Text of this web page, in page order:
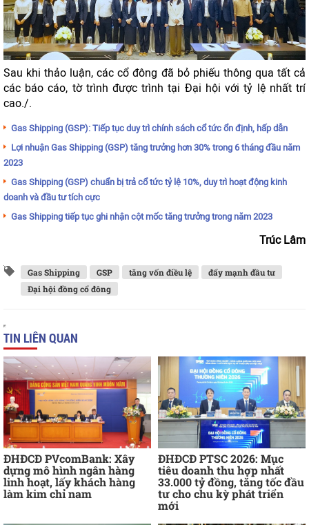
Sau khi thảo luận, các cổ đông đã bỏ phiếu thông qua tất cả
các báo cáo, tờ trình được trình tại Đại hội với tỷ lệ nhất trí
cao./.
Gas Shipping (GSP): Tiếp tục duy trì chính sách cổ tức ổn định, hấp dẫn
Lợi nhuận Gas Shipping (GSP) tăng trưởng hơn 30% trong 6 tháng đầu năm
2023
Gas Shipping (GSP) chuẩn bị trả cổ tức tỷ lệ 10%, duy trì hoạt động kinh
doanh và đầu tư tích cực
Gas Shipping tiếp tục ghi nhận cột mốc tăng trưởng trong năm 2023
Trúc Lâm
Gas Shipping GSP tăng vốn điều lệ
đẩy mạnh đầu tư
Đại hội đồng cổ đông
TIN LIÊN QUAN
ĐHĐCĐ PVcomBank: Xây
dựng mô hình ngân hàng
linh hoạt, lấy khách hàng
làm kim chỉ nam
ĐHĐCĐ PTSC 2026: Mục
tiêu doanh thu hợp nhất
33.000 tỷ đồng, tăng tốc đầu
tư cho chu kỳ phát triển
mới